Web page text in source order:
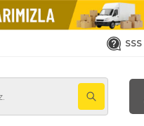
SSS